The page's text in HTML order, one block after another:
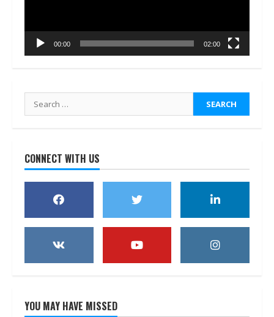
00:00 02:00
Search
for:
CONNECT WITH US
YOU MAY HAVE MISSED